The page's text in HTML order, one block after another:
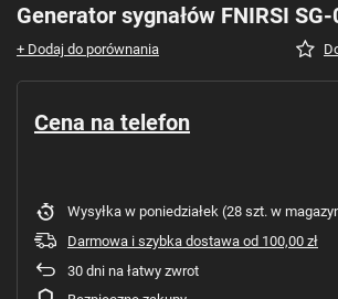
Generator sygnałów FNIRSI
+ Dodaj do porównania
Cena na telefon
Wysyłka w poniedziałek (28 szt. w
Darmowa i szybka dostawa od 100,00 zł
30 dni na łatwy zwrot